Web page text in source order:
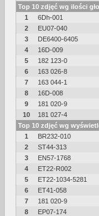
Top 10 zdjęć wg ilości
1
6Dh-001
2
EU07-040
3
DE6400-6405
4
16D-009
5
182 123-0
6
163 026-8
7
163 044-1
8
16D-008
9
181 020-9
10
181 027-4
Top 10 zdjęć wg
1
BR232-010
2
ST44-313
3
EN57-1768
4
ET22-R002
5
ET22-1034-5281
6
ET41-058
7
181 020-9
8
EP07-174